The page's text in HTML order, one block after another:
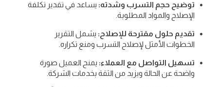
توضيح حجم التسرب وشدته: يساعد في تقدير تكلفة
الإصلاح والمواد المطلوبة.
تقديم حلول مقترحة للإصلاح: يشمل التقرير
الخطوات الأمثل لإصلاح التسرب ومنع تكراره.
تسهيل التواصل مع العملاء: يمنح العميل صورة
واضحة عن الحالة ويزيد من الثقة بخدمات الشركة.